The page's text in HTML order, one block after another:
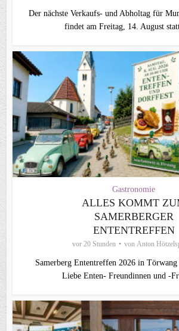
Der nächste Verkaufs- und Abholtag für
findet am Freitag, 14. August
Gastronomie
ALLES KOMMT
SAMERBERGER
ENTENTREFFEN
vor 20 Stunden von Anton
Samerberg Ententreffen 2026 in
Liebe Enten- Freundinnen und -